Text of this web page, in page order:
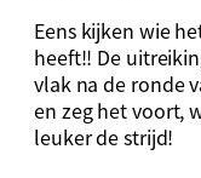
Eens kijken wie
heeft!! De
vlak na de ronde
en zeg het voort,
leuker de strijd!